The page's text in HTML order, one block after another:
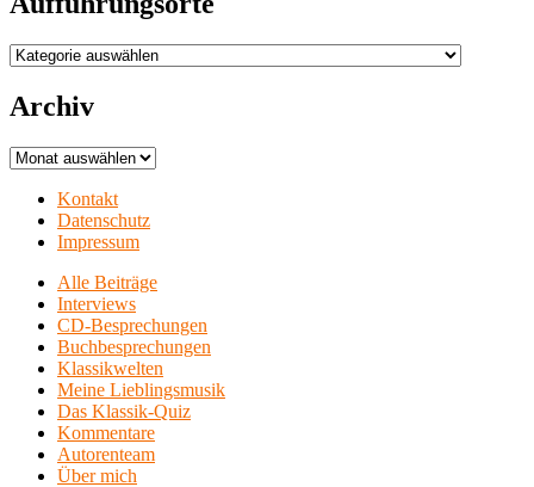
Aufführungsorte
Archiv
Archiv
Kontakt
Datenschutz
Impressum
Alle Beiträge
Interviews
CD-Besprechungen
Buchbesprechungen
Klassikwelten
Meine Lieblingsmusik
Das Klassik-Quiz
Kommentare
Autorenteam
Über mich